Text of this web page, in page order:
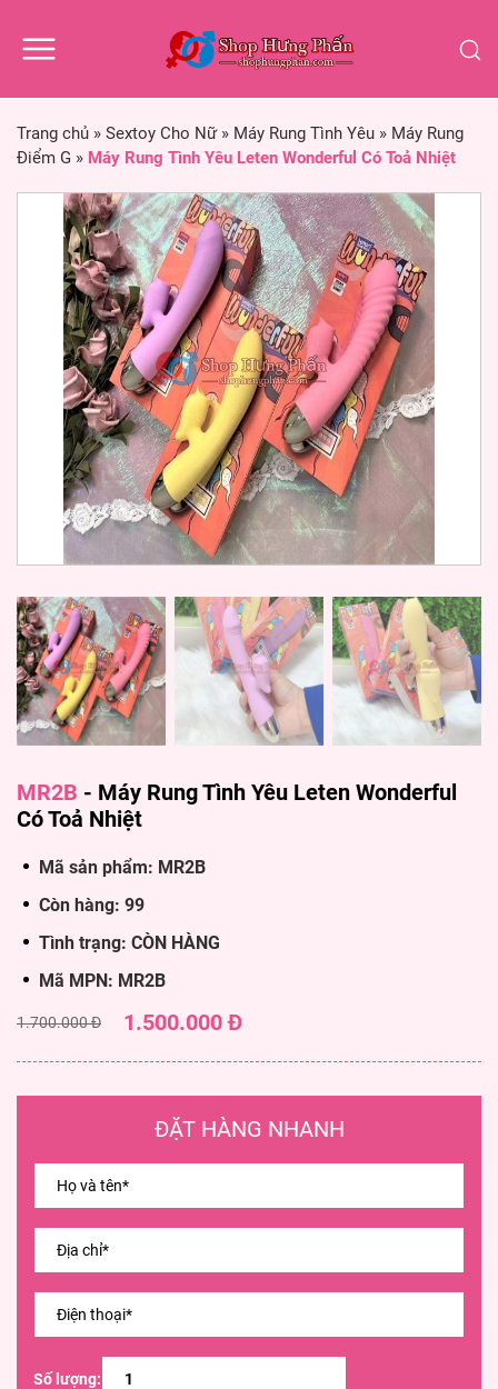
Trang chủ » Sextoy Cho Nữ» Máy Rung Tình Yêu » Máy Rung
Điểm G » Máy Rung Tình Yêu Leten Wonderful Có Toả Nhiệt
MR2B - Máy Rung Tình Yêu Leten Wonderful
Có Toả Nhiệt
Mã sản phẩm: MR2B
Còn hàng: 99
Tình trạng: CÒN HÀNG
Mã MPN: MR2B
1.700.000 Đ 1.500.000 Đ
ĐẶT HÀNG NHANH
Số lượng: